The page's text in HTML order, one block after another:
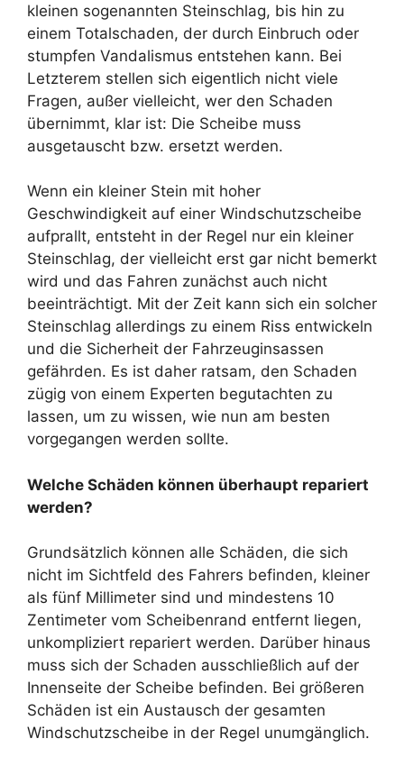
kleinen sogenannten Steinschlag, bis hin zu
einem Totalschaden, der durch Einbruch oder
stumpfen Vandalismus entstehen kann. Bei
Letzterem stellen sich eigentlich nicht viele
Fragen, außer vielleicht, wer den Schaden
übernimmt, klar ist: Die Scheibe muss
ausgetauscht bzw. ersetzt werden.
Wenn ein kleiner Stein mit hoher
Geschwindigkeit auf einer Windschutzscheibe
aufprallt, entsteht in der Regel nur ein kleiner
Steinschlag, der vielleicht erst gar nicht bemerkt
wird und das Fahren zunächst auch nicht
beeinträchtigt. Mit der Zeit kann sich ein solcher
Steinschlag allerdings zu einem Riss entwickeln
und die Sicherheit der Fahrzeuginsassen
gefährden. Es ist daher ratsam, den Schaden
zügig von einem Experten begutachten zu
lassen, um zu wissen, wie nun am besten
vorgegangen werden sollte.
Welche Schäden können überhaupt repariert
werden?
Grundsätzlich können alle Schäden, die sich
nicht im Sichtfeld des Fahrers befinden, kleiner
als fünf Millimeter sind und mindestens 10
Zentimeter vom Scheibenrand entfernt liegen,
unkompliziert repariert werden. Darüber hinaus
muss sich der Schaden ausschließlich auf der
Innenseite der Scheibe befinden. Bei größeren
Schäden ist ein Austausch der gesamten
Windschutzscheibe in der Regel unumgänglich.